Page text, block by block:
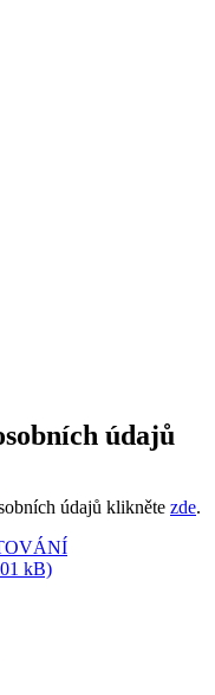
údajů
údajů klikněte zde.
kB)